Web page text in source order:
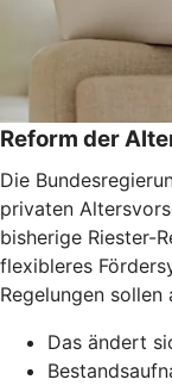
Reform der
Die
privaten
bisherige Riester-
flexibleres
Regelungen
Das ändert